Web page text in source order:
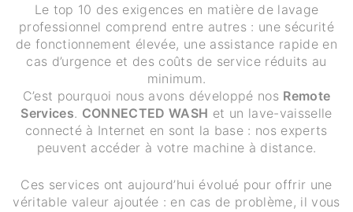
Le top 10 des exigences en matière de lavage
professionnel comprend entre autres : une sécurité
de fonctionnement élevée, une assistance rapide en
cas d’urgence et des coûts de service réduits au
minimum.
C’est pourquoi nous avons développé nos Remote
Services. CONNECTED WASH et un lave-vaisselle
connecté à Internet en sont la base : nos experts
peuvent accéder à votre machine à distance.
Ces services ont aujourd’hui évolué pour offrir une
véritable valeur ajoutée : en cas de problème, il vous